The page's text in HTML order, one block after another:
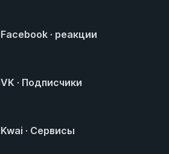
Facebook · реакции
VK · Подписчики
Kwai · Сервисы